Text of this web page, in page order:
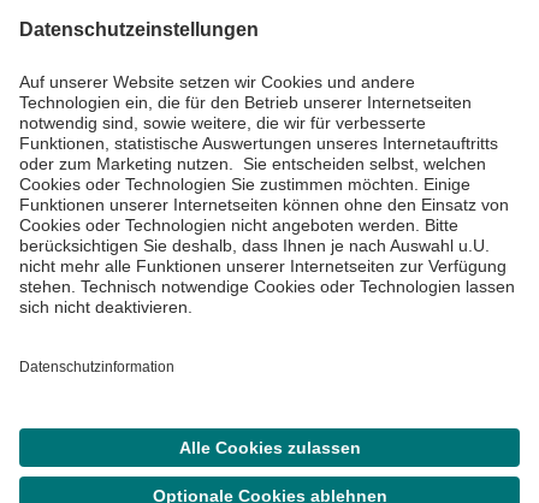
Impressum
©Asklepios Kliniken GmbH & Co. KGaA 2026